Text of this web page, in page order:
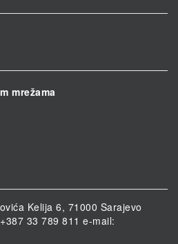
mrežama
Kelija 6, 71000 Sarajevo
33 789 811 e-mail: